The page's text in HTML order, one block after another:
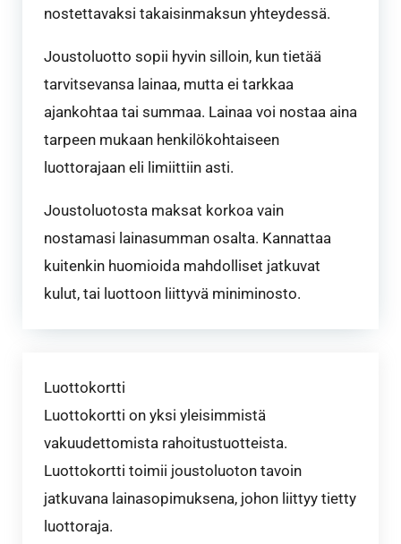
nostettavaksi takaisinmaksun yhteydessä.
Joustoluotto sopii hyvin silloin, kun tietää
tarvitsevansa lainaa, mutta ei tarkkaa
ajankohtaa tai summaa. Lainaa voi nostaa aina
tarpeen mukaan henkilökohtaiseen
luottorajaan eli limiittiin asti.
Joustoluotosta maksat korkoa vain
nostamasi lainasumman osalta. Kannattaa
kuitenkin huomioida mahdolliset jatkuvat
kulut, tai luottoon liittyvä miniminosto.
Luottokortti
Luottokortti on yksi yleisimmistä
vakuudettomista rahoitustuotteista.
Luottokortti toimii joustoluoton tavoin
jatkuvana lainasopimuksena, johon liittyy tietty
luottoraja.